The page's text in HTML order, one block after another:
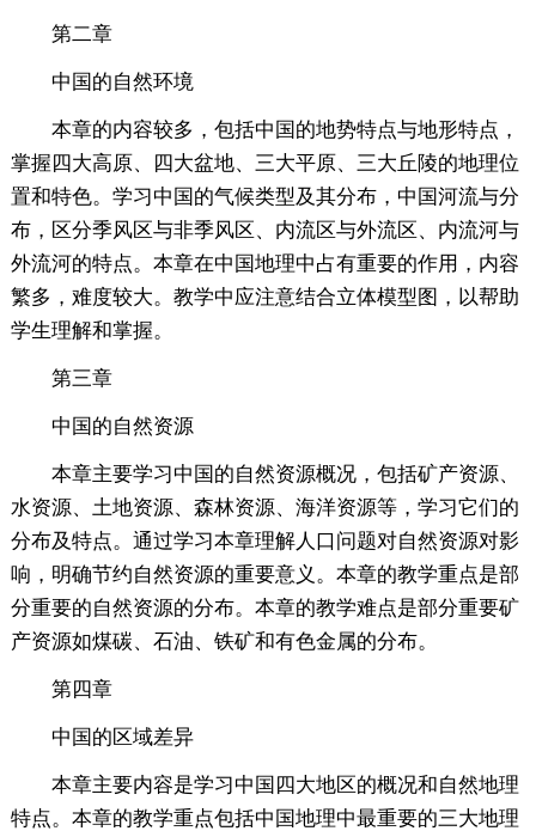
第二章
中国的自然环境
本章的内容较多，包括中国的地势特点与地形特点，
掌握四大高原、四大盆地、三大平原、三大丘陵的地理位
置和特色。学习中国的气候类型及其分布，中国河流与分
布，区分季风区与非季风区、内流区与外流区、内流河与
外流河的特点。本章在中国地理中占有重要的作用，内容
繁多，难度较大。教学中应注意结合立体模型图，以帮助
学生理解和掌握。
第三章
中国的自然资源
本章主要学习中国的自然资源概况，包括矿产资源、
水资源、土地资源、森林资源、海洋资源等，学习它们的
分布及特点。通过学习本章理解人口问题对自然资源对影
响，明确节约自然资源的重要意义。本章的教学重点是部
分重要的自然资源的分布。本章的教学难点是部分重要矿
产资源如煤碳、石油、铁矿和有色金属的分布。
第四章
中国的区域差异
本章主要内容是学习中国四大地区的概况和自然地理
特点。本章的教学重点包括中国地理中最重要的三大地理